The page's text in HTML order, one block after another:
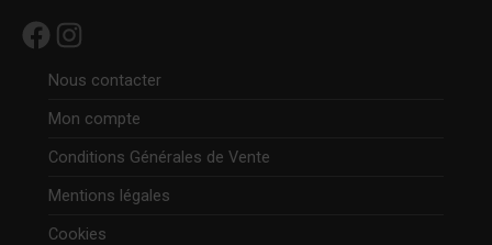
Facebook Instagram
Nous contacter
Mon compte
Conditions Générales de Vente
Mentions légales
Cookies